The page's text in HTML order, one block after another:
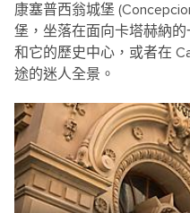
康塞普西翁城堡
堡，坐落在面向卡塔赫納
和它的歷史中心，或者在
途的迷人全景。